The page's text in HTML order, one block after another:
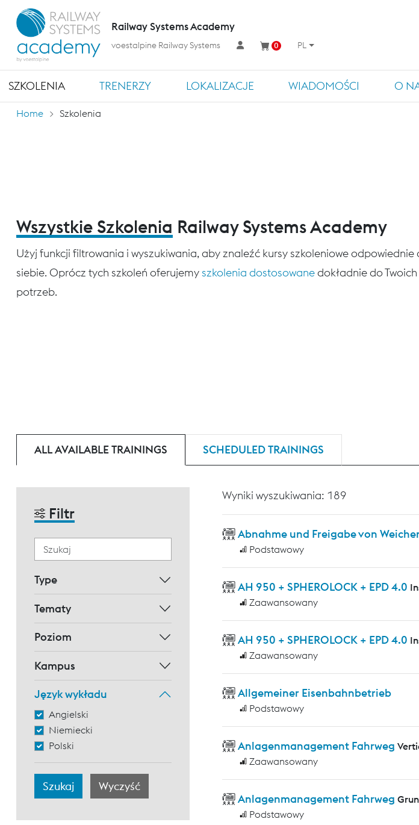
SZKOLENIA TRENERZY LOKALIZACJE WIADOMOŚCI O
Railway Systems Academy
voestalpine Railway Systems 0 PL
Home Szkolenia
Wszystkie Szkolenia Railway Systems Academy
Użyj funkcji filtrowania i wyszukiwania, aby znaleźć kursy szkoleniowe odpowiednie
siebie. Oprócz tych szkoleń oferujemyszkolenia dostosowanedokładnie do Twoich
potrzeb.
ALL AVAILABLE TRAININGS SCHEDULED TRAININGS
Filtr
Type
Tematy
Poziom
Kampus
Język wykładu
Angielski
Niemiecki
Polski
Wyniki wyszukiwania: 189
Abnahme und Freigabe von
Podstawowy
AH 950 + SPHEROLOCK + EPD 4.0
Zaawansowany
AH 950 + SPHEROLOCK + EPD 4.0
Zaawansowany
Allgemeiner Eisenbahnbetrieb
Podstawowy
Anlagenmanagement Fahrweg
Zaawansowany
Anlagenmanagement Fahrweg
Podstawowy